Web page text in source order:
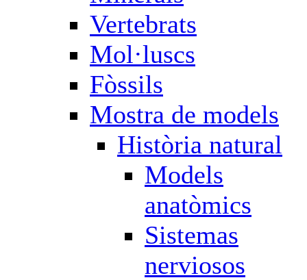
Vertebrats
Mol·luscs
Fòssils
Mostra de models
Història natural
Models
anatòmics
Sistemas
nerviosos